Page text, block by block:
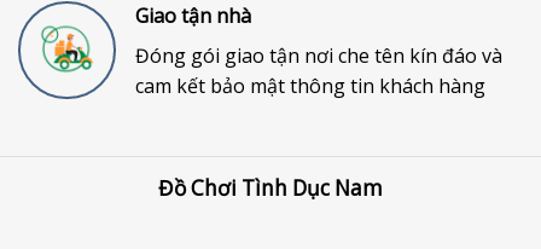
Giao tận nhà
Đóng gói giao tận nơi che tên kín đáo và
cam kết bảo mật thông tin khách hàng
Đồ Chơi Tình Dục Nam